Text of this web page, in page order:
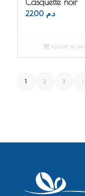
Casquette noir
د.م. 22.00
Ajouter au
1 2 3 ›